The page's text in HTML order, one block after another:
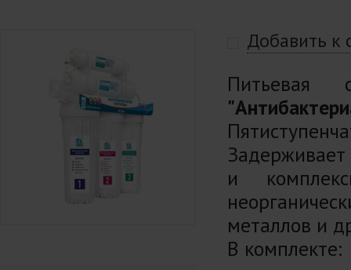
Добавить к
и
металлов и
В комплекте: